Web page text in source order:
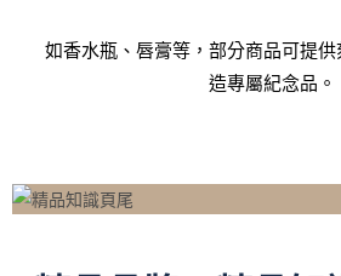
如香水瓶、唇膏等，部分商品可提
造專屬紀念品。